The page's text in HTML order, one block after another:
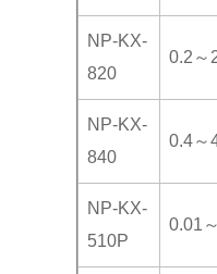
NP-KX-
820
0.2～
NP-KX-
840
0.4～
NP-KX-
510P
0.01